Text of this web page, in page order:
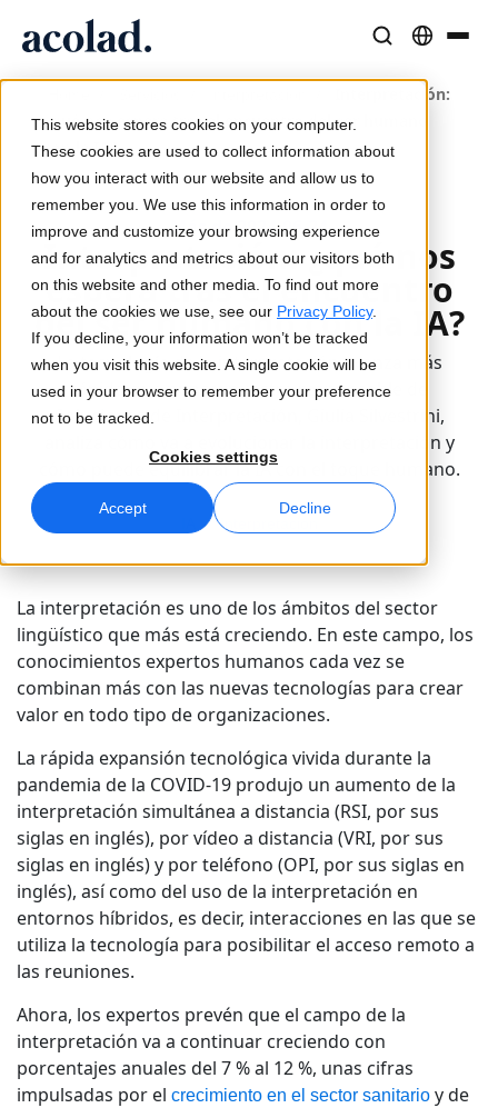
This website stores cookies on your computer.
These cookies are used to collect information about
how you interact with our website and allow us to
remember you. We use this information in order to
improve and customize your browsing experience
and for analytics and metrics about our visitors both
on this website and other media. To find out more
about the cookies we use, see our Privacy Policy.
If you decline, your information won’t be tracked
when you visit this website. A single cookie will be
used in your browser to remember your preference
not to be tracked.
Cookies settings
Accept Decline
Traducción
Velocidad de IA, precisión humana
Interpretación
Comunicación fluida, en cualquier lugar
Medios y Entretenimiento
Lleva historias a cada pantalla
Consultoría y Externalización
Transcripción
Convierta audio en acción
Potencie la IA con datos fiables
Todas las soluciones
Soluciones por Industria
Ciencias de la Vida
Manufactura
Finanzas
Lia Translate
Traducciones instantáneas alineadas con tu marca
Conectividad
Integración de flujos de trabajo simplificada
Interpretación por IA
Traducción de voz en tiempo real
Garantía de calidad
Servicios de datos de IA
Potencia la IA con datos de calidad
Conoce a Lia
Traducción de IA rápida, inteligente y escalable
Casos de éxito
Resultados reales de nuestros clientes
Artículos
Opiniones expertas sobre contenido global
Ebooks
Guías y estrategias detalladas
Webinars a demanda
globales
Consejos para maximizar eficiencia, escala y calidad
Sobre Acolad
Sostenibilidad
Partners
Noticias
Carreras
Construye tu futuro con nosotros
Oportunidades freelance
Forma parte de nuestra red global
Interpretación:
¿qué nos espera tras el encuentro del ser humano
con la IA?
Más de 2024-06-24
Interpretación: ¿qué nos
espera tras el encuentro
del ser humano con la IA?
La tecnología de la interpretación avanza más
rápido que nunca: nuestra responsable de
Soluciones de Interpretación, Giulia Silvestrini,
analiza cómo va a evolucionar la interpretación y
cómo puede equilibrar la IA con el toque humano.
Interpretación
La interpretación es uno de los ámbitos del sector
lingüístico que más está creciendo. En este campo, los
conocimientos expertos humanos cada vez se
combinan más con las nuevas tecnologías para crear
valor en todo tipo de organizaciones.
La rápida expansión tecnológica vivida durante la
pandemia de la COVID-19 produjo un aumento de la
interpretación simultánea a distancia (RSI, por sus
siglas en inglés), por vídeo a distancia (VRI, por sus
siglas en inglés) y por teléfono (OPI, por sus siglas en
inglés), así como del uso de la interpretación en
entornos híbridos, es decir, interacciones en las que se
utiliza la tecnología para posibilitar el acceso remoto a
las reuniones.
Ahora, los expertos prevén que el campo de la
interpretación va a continuar creciendo con
porcentajes anuales del 7 % al 12 %, unas cifras
impulsadas por el crecimiento en el sector sanitario y de